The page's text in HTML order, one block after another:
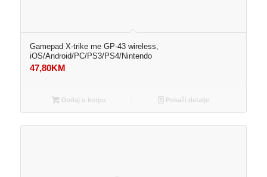
Gamepad X-trike me GP-43 wireless,
iOS/Android/PC/PS3/PS4/Nintendo
47,80KM
Dodaj u korpu Pokaži detalje